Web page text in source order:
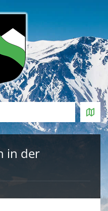
in der